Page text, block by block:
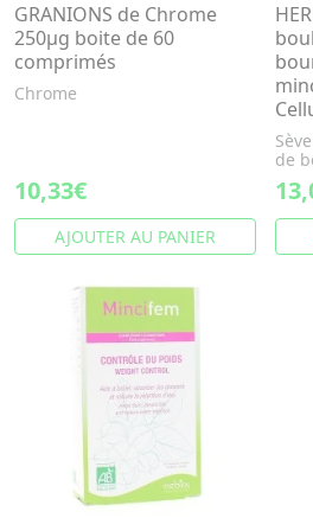
GRANIONS de Chrome
250µg boite de 60
comprimés
Chrome
10,33€
AJOUTER AU PANIER
de